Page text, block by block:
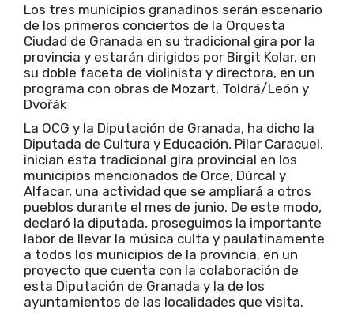
Los tres municipios granadinos serán escenario
de los primeros conciertos de la Orquesta
Ciudad de Granada en su tradicional gira por la
provincia y estarán dirigidos por Birgit Kolar, en
su doble faceta de violinista y directora, en un
programa con obras de Mozart, Toldrá/León y
Dvořák
La OCG y la Diputación de Granada, ha dicho la
Diputada de Cultura y Educación, Pilar Caracuel,
inician esta tradicional gira provincial en los
municipios mencionados de Orce, Dúrcal y
Alfacar, una actividad que se ampliará a otros
pueblos durante el mes de junio. De este modo,
declaró la diputada, proseguimos la importante
labor de llevar la música culta y paulatinamente
a todos los municipios de la provincia, en un
proyecto que cuenta con la colaboración de
esta Diputación de Granada y la de los
ayuntamientos de las localidades que visita.